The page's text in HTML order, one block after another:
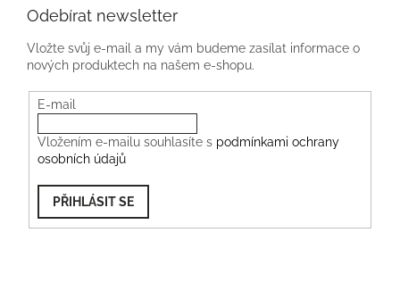
Odebírat newsletter
Vložte svůj e-mail a my vám budeme zasílat informace o
nových produktech na našem e-shopu.
E-mail
Vložením e-mailu souhlasíte s podmínkami ochrany
osobních údajů
PŘIHLÁSIT SE